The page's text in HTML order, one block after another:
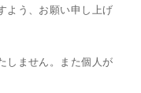
よう、お願い申し上げ
しません。また個人が